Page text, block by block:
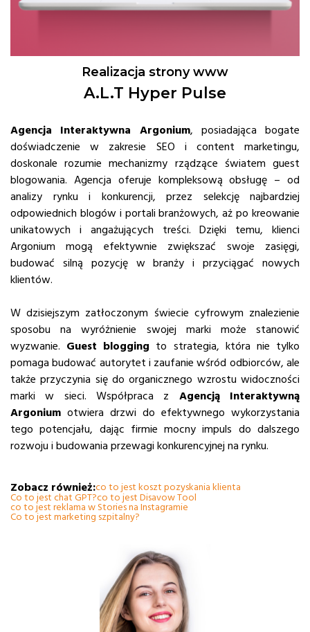
Realizacja strony www
A.L.T Hyper Pulse
Agencja Interaktywna Argonium, posiadająca bogate
doświadczenie w zakresie SEO i content marketingu,
doskonale rozumie mechanizmy rządzące światem guest
blogowania. Agencja oferuje kompleksową obsługę – od
analizy rynku i konkurencji, przez selekcję najbardziej
odpowiednich blogów i portali branżowych, aż po kreowanie
unikatowych i angażujących treści. Dzięki temu, klienci
Argonium mogą efektywnie zwiększać swoje zasięgi,
budować silną pozycję w branży i przyciągać nowych
klientów.
W dzisiejszym zatłoczonym świecie cyfrowym znalezienie
sposobu na wyróżnienie swojej marki może stanowić
wyzwanie. Guest blogging to strategia, która nie tylko
pomaga budować autorytet i zaufanie wśród odbiorców, ale
także przyczynia się do organicznego wzrostu widoczności
marki w sieci. Współpraca z Agencją Interaktywną
Argonium otwiera drzwi do efektywnego wykorzystania
tego potencjału, dając firmie mocny impuls do dalszego
rozwoju i budowania przewagi konkurencyjnej na rynku.
Zobacz również:co to jest koszt pozyskania klienta
Co to jest chat GPT?co to jest Disavow Tool
co to jest reklama w Stories na Instagramie
Co to jest marketing szpitalny?